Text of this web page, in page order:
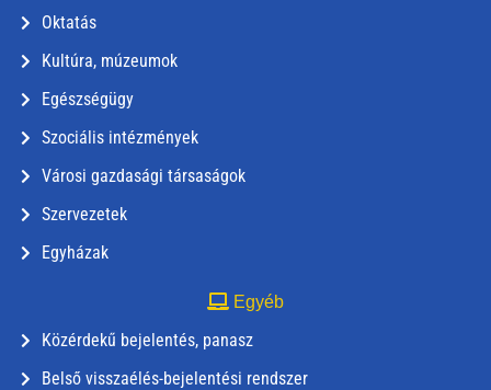
Oktatás
Kultúra, múzeumok
Egészségügy
Szociális intézmények
Városi gazdasági társaságok
Szervezetek
Egyházak
Egyéb
Közérdekű bejelentés, panasz
Belső visszaélés-bejelentési rendszer